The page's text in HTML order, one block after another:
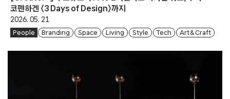
코펜하겐 〈3 Days of Design〉까지
2026. 05. 21
People Branding Space Living Style Tech Art & Craft